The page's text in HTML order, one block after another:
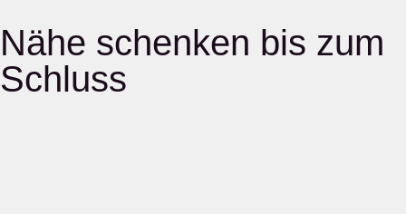
Nähe schenken bis zum
Schluss